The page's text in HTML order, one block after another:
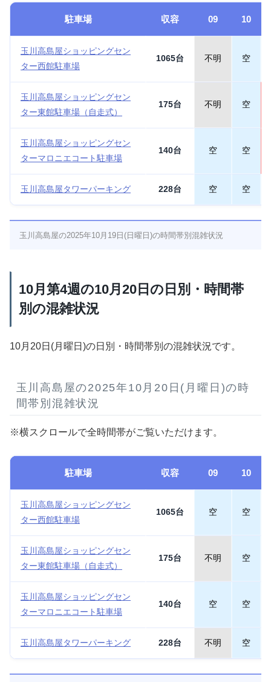
駐車場 収容 09 10
玉川高島屋ショッピングセン
ター西館駐車場
1065台 不明 空
玉川高島屋ショッピングセン
ター東館駐車場（自走式）
175台 不明 空
玉川高島屋ショッピングセン
ターマロニエコート駐車場
140台 空 空
玉川高島屋タワーパーキング 228台 空 空
玉川高島屋の2025年10月19日(日曜日)の時間帯別混雑状況
10月第4週の10月20日の日別・時間帯
別の混雑状況
10月20日(月曜日)の日別・時間帯別の混雑状況です。
玉川高島屋の2025年10月20日(月曜日)の時
間帯別混雑状況
※横スクロールで全時間帯がご覧いただけます。
駐車場 収容 09 10
玉川高島屋ショッピングセン
ター西館駐車場
1065台 空 空
玉川高島屋ショッピングセン
ター東館駐車場（自走式）
175台 不明 空
玉川高島屋ショッピングセン
ターマロニエコート駐車場
140台 空 空
玉川高島屋タワーパーキング 228台 不明 空